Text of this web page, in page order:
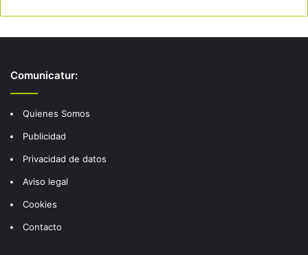
Comunicatur:
Quienes Somos
Publicidad
Privacidad de datos
Aviso legal
Cookies
Contacto